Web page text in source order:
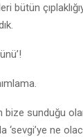
bütün
bize sunduğu
‘sevgi’ye ne